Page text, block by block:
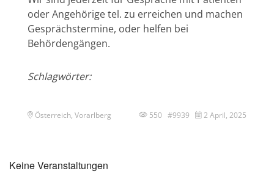
oder Angehörige tel. zu erreichen und machen
Gesprächstermine, oder helfen bei
Behördengängen.
Schlagwörter:
Österreich, Vorarlberg 550 #9939 2 April, 2025
Keine Veranstaltungen